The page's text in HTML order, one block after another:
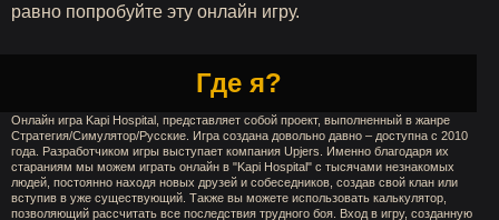
равно попробуйте эту онлайн игру.
Где я?
Онлайн игра Kapi Hospital, представляет собой проект, выполненный в жанре
Стратегия/Симулятор/Русские. Игра создана довольно давно – доступна с 2010
года. Разработчиком игры выступает компания Upjers. Именно благодаря их
стараниям мы можем играть онлайн в "Kapi Hospital" с тысячами незнакомых
людей, постоянно находя новых друзей и собеседников, создав свой клан или
вступив в уже существующий. Также вы можете использовать калькулятор,
позволяющий рассчитать все последствия трудного боя. Вход в игру, созданную